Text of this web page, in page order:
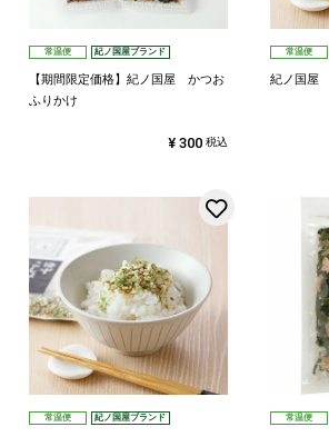
常温便 紀ノ国屋ブランド
【期間限定価格】紀ノ国屋 かつお
ふりかけ
¥ 300 税込
常温便
紀ノ国屋
常温便 紀ノ国屋ブランド
お気に入
常温便